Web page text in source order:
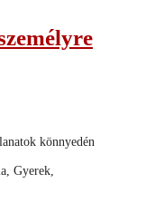
könnyedén
Gyerek,